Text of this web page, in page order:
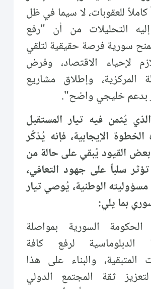
كاملاً للعقوبات، لا سيما في ظل
التحليلات من أن "رفع
سورية فرصة حقيقية لتلقي
لإحياء الاقتصاد، وفرض
المركزية، وإطلاق مشاريع
بدعم خليجي واضح".
يُثمن فيه تيار المستقبل
الإيجابية، فإنه يُذكّر
بعض القيود يُبقي على حالة من
سلباً على جهود التعافي،
الوطنية، يُوصي تيار
بما يلي:
الحكومة السورية بمواصلة
الدبلوماسية لرفع كافة
المتبقية، والبناء على هذا
لتعزيز ثقة المجتمع الدولي